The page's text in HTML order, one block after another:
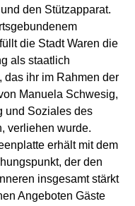
den Stützapparat.
die Stadt Waren die
als staatlich
das ihr im Rahmen der
Manuela Schwesig,
und Soziales des
verliehen wurde.
erhält mit dem
der den
insgesamt stärkt
Angeboten Gäste